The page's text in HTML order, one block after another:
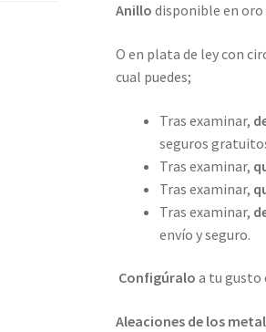
Anillo disponible en
O en plata de ley con
cual puedes;
Tras examinar,
seguros
Tras examinar,
Tras examinar,
Tras examinar,
envío y seguro.
Configúralo a tu
Aleaciones de los